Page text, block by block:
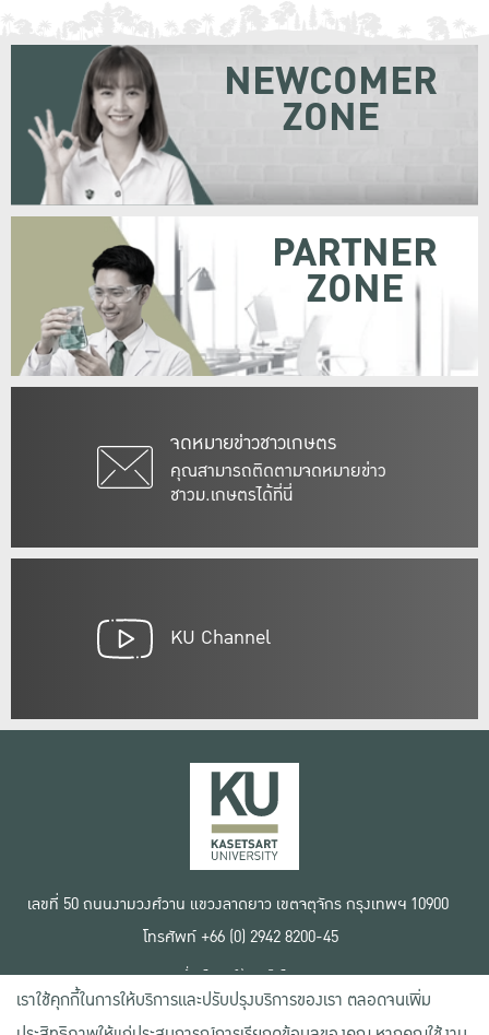
จดหมายข่าวชาวเกษตร
คุณสามารถติดตามจดหมายข่าว
ชาวม.เกษตรได้ที่นี่
NEWCOMER
ZONE
PARTNER
ZONE
KU Channel
เลขที่ 50 ถนนงามวงศ์วาน แขวงลาดยาว เขตจตุจักร กรุงเทพฯ 10900
โทรศัพท์ +66 (0) 2942 8200-45
เงื่อนไขการใช้งานเว็บไซต์
ข้อตกลงด้านสิทธิ์ใช้งาน
นโยบายความเป็นส่วนตัว
เราใช้คุกกี้ในการให้บริการและปรับปรุงบริการของเรา ตลอดจนเพิ่ม